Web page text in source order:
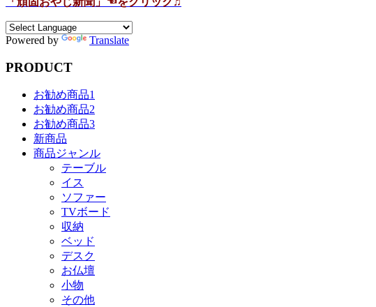
Powered by Translate
PRODUCT
お勧め商品1
お勧め商品2
お勧め商品3
新商品
商品ジャンル
テーブル
イス
ソファー
TVボード
収納
ベッド
デスク
お仏壇
小物
その他